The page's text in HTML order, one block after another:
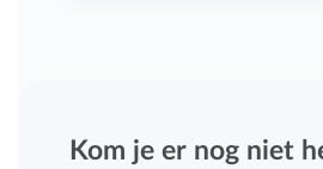
Kom je er nog niet